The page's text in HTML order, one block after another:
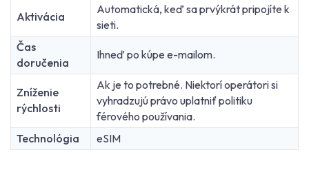
Aktivácia
Automatická, keď sa prvýkrát pripojíte k
sieti.
Čas
doručenia
Ihneď po kúpe e-mailom.
Zníženie
rýchlosti
Ak je to potrebné. Niektorí operátori si
vyhradzujú právo uplatniť politiku
férového používania.
Technológia
eSIM